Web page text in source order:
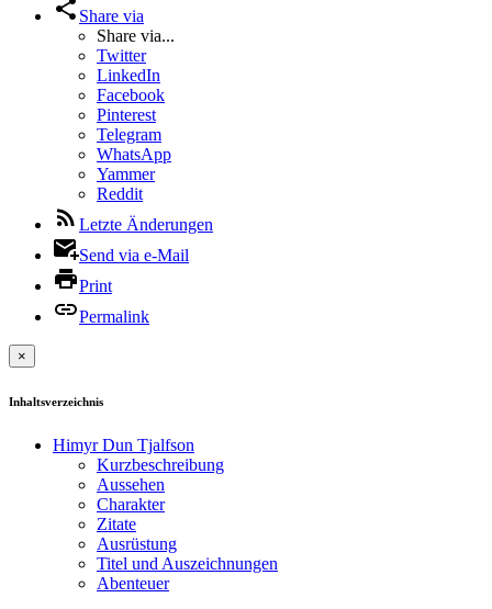
Share via
Share via...
Twitter
LinkedIn
Facebook
Pinterest
Telegram
WhatsApp
Yammer
Reddit
Letzte Änderungen
Send via e-Mail
Print
Permalink
×
Inhaltsverzeichnis
Himyr Dun Tjalfson
Kurzbeschreibung
Aussehen
Charakter
Zitate
Ausrüstung
Titel und Auszeichnungen
Abenteuer